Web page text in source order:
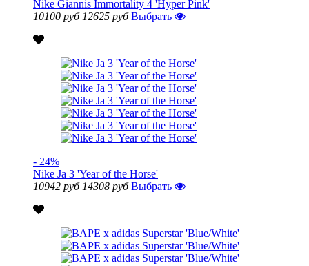
Nike Giannis Immortality 4 'Hyper Pink'
10100 руб 12625 руб Выбрать
- 24%
Nike Ja 3 'Year of the Horse'
10942 руб 14308 руб Выбрать